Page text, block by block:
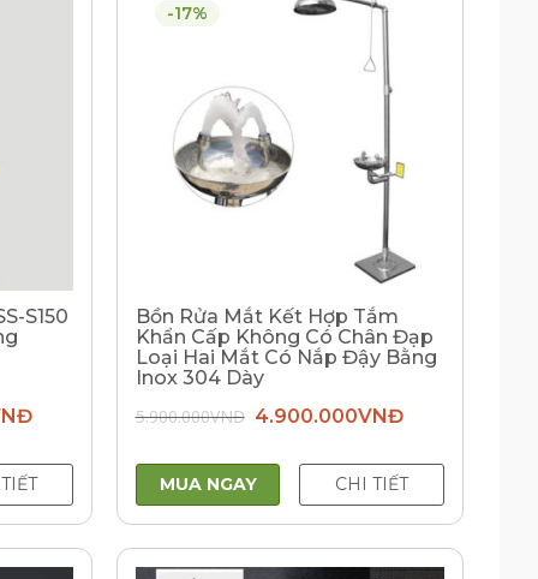
S150
Giá
là:
4.900.000VNĐ.
-17%
Bồn Rửa Mắt Kết Hợp Tắm
Khẩn Cấp Không Có Chân Đạp
Loại Hai Mắt Có Nắp Đậy Bằng
Inox 304 Dày
5.900.000VNĐ Giá
gốc
5.900.000VNĐ.
4.900.000VNĐGiá
là:
4.900.000VNĐ.
MUA NGAY CHI TIẾT